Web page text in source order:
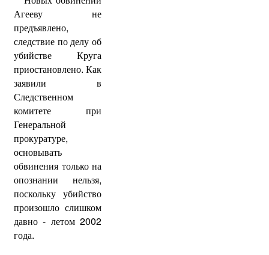
Агееву не
предъявлено,
следствие по делу об
убийстве Круга
приостановлено. Как
заявили в
Следственном
комитете при
Генеральной
прокуратуре,
основывать
обвинения только на
опознании нельзя,
поскольку убийство
произошло слишком
давно - летом 2002
года.